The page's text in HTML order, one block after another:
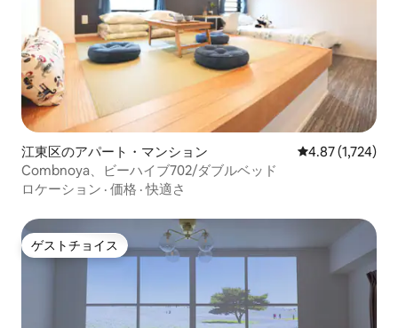
江東区のアパート・マンション レビュー1,724
4.87 (1,724)
Combnoya、ビーハイブ702/ダブルベッド
ロケーション · 価格 ·快適さ
ゲストチョイス
ゲストチョイス